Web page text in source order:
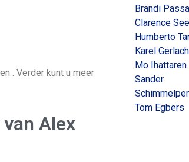
. Verder kunt u meer
Alex
Brandi
Clarence
Humberto
Karel Gerlach
Mo Ihattaren
Sander
Tom Egbers